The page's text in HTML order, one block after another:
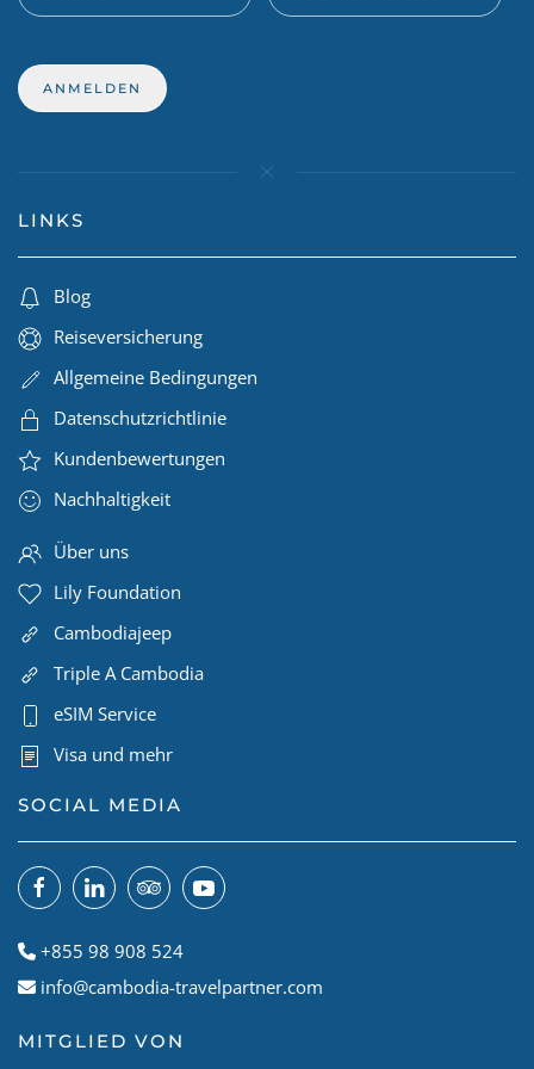
LINKS
Blog
Reiseversicherung
Allgemeine Bedingungen
Datenschutzrichtlinie
Kundenbewertungen
Nachhaltigkeit
Über uns
Lily Foundation
Cambodiajeep
Triple A Cambodia
eSIM Service
Visa und mehr
SOCIAL MEDIA
+855 98 908 524
info@cambodia-travelpartner.com
MITGLIED VON